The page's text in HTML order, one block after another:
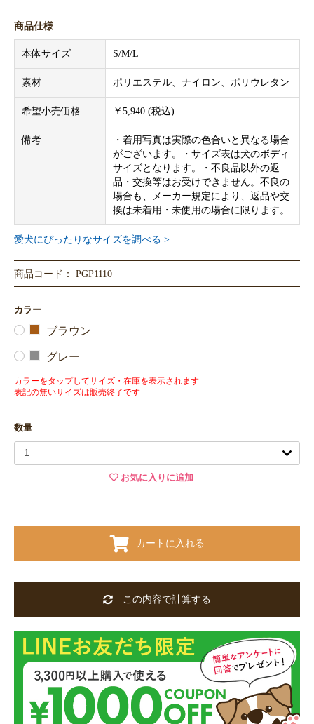
商品仕様
本体サイズ S/M/L
素材 ポリエステル、ナイロン、ポリウレタン
希望小売価格 ￥5,940 (税込)
備考
・着用写真は実際の色合いと異なる場合
がございます。・サイズ表は犬のボディ
サイズとなります。・不良品以外の返
品・交換等はお受けできません。不良の
場合も、メーカー規定により、返品や交
換は未着用・未使用の場合に限ります。
愛犬にぴったりなサイズを調べる >
商品コード： PGP1110
カラー
ブラウン
グレー
カラーをタップしてサイズ・在庫を表示されます
表記の無いサイズは販売終了です
数量
お気に入りに追加
カートに入れる
この内容で計算する